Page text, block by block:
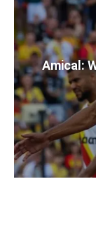
Amical: